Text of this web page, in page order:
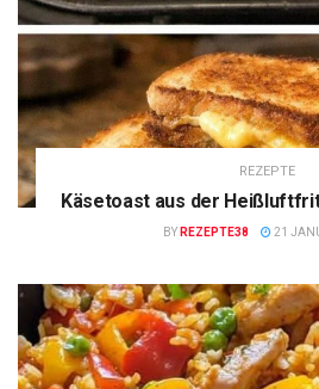
REZEPTE
Käsetoast aus der
BY REZEPTE38 21